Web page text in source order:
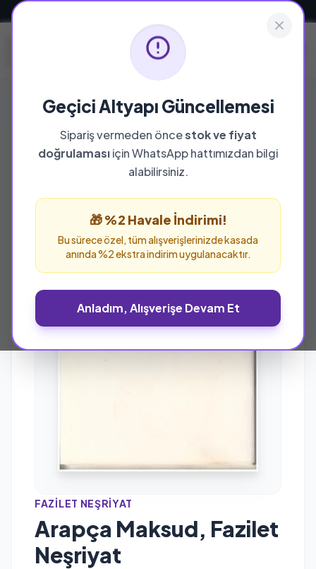
Geçici Altyapı Güncellemesi
Sipariş vermeden öncestok ve fiyat
doğrulamasıiçin WhatsApp hattımızdan bilgi
alabilirsiniz.
🎁 %2 Havale İndirimi!
Bu sürece özel, tüm alışverişlerinizde kasada
anında %2 ekstra indirim uygulanacaktır.
Anladım, Alışverişe Devam Et
FAZILET NEŞRIYAT
Arapça Maksud, Fazilet
Neşriyat